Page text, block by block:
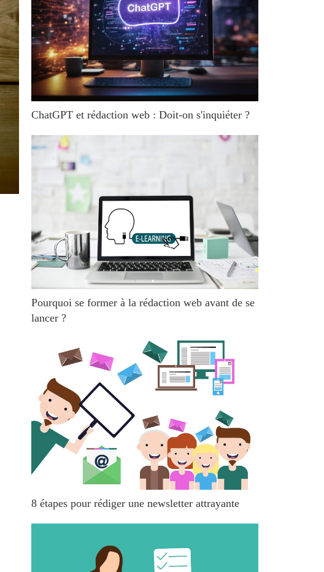
ChatGPT et rédaction web : Doit-on s'inquiéter ?
Pourquoi se former à la rédaction web avant de se
lancer ?
8 étapes pour rédiger une newsletter attrayante